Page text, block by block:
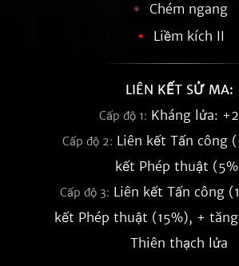
Chém ngang
Liềm kích II
LIÊN KẾT SỬ MA:
Cấp độ 1: Kháng lửa:
Cấp độ 2: Liên kết Tấn công
kết Phép thuật
Cấp độ 3: Liên kết Tấn công
kết Phép thuật (15%), +
Thiên thạch lửa